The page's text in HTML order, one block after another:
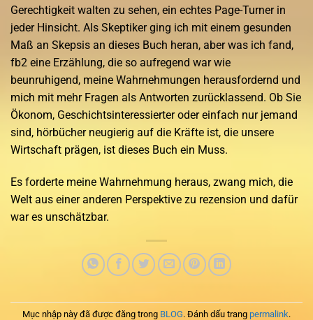
Gerechtigkeit walten zu sehen, ein echtes Page-Turner in
jeder Hinsicht. Als Skeptiker ging ich mit einem gesunden
Maß an Skepsis an dieses Buch heran, aber was ich fand,
fb2 eine Erzählung, die so aufregend war wie
beunruhigend, meine Wahrnehmungen herausfordernd und
mich mit mehr Fragen als Antworten zurücklassend. Ob Sie
Ökonom, Geschichtsinteressierter oder einfach nur jemand
sind, hörbücher neugierig auf die Kräfte ist, die unsere
Wirtschaft prägen, ist dieses Buch ein Muss.
Es forderte meine Wahrnehmung heraus, zwang mich, die
Welt aus einer anderen Perspektive zu rezension und dafür
war es unschätzbar.
Mục nhập này đã được đăng trong BLOG. Đánh dấu trang permalink.